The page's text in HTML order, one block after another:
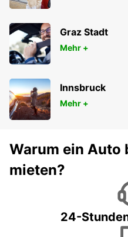
Graz Stadt
Mehr +
Innsbruck
Mehr +
Warum ein Auto
mieten?
24-